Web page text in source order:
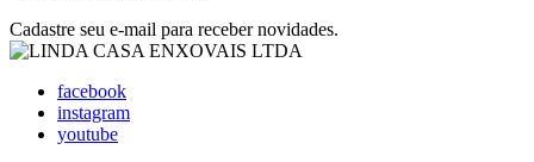
Cadastre seu e-mail para receber novidades.
facebook
instagram
youtube